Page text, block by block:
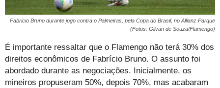
Fabricio Bruno durante jogo contra o Palmeiras, pela Copa do Brasil, no Allianz Parque
(Fotos: Gilvan de Souza/Flamengo)
É importante ressaltar que o Flamengo não terá 30% dos
direitos econômicos de Fabrício Bruno. O assunto foi
abordado durante as negociações. Inicialmente, os
mineiros propuseram 50%, depois 70%, mas acabaram